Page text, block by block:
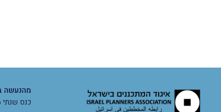
מהנעשה
כנס שנתי 2026